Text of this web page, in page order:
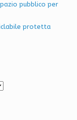
pubblico per
protetta